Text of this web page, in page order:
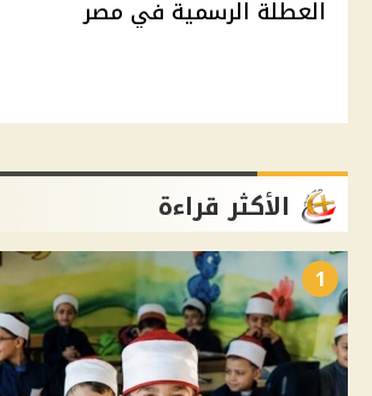
العطلة الرسمية في مصر
الأكثر قراءة
1